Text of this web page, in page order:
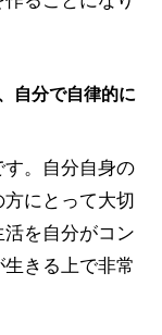
自分で自律的に
。自分自身の
にとって大切
を自分がコン
きる上で非常